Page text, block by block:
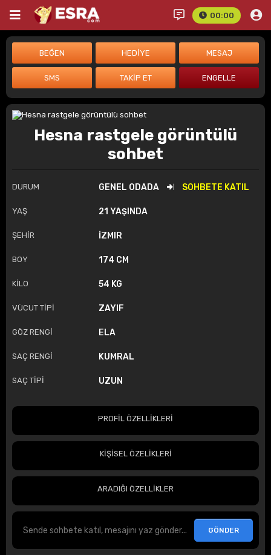
00:00
Hesna rastgele görüntülü
sohbet
DURUM GENEL ODADA SOHBETE KATIL
YAŞ 21 YAŞINDA
ŞEHİR İZMIR
BOY 174 CM
KİLO 54 KG
VÜCUT TİPİ ZAYIF
GÖZ RENGİ ELA
SAÇ RENGİ KUMRAL
SAÇ TİPİ UZUN
PROFİL ÖZELLİKLERİ
KİŞİSEL ÖZELİKLERİ
ARADIĞI ÖZELLİKLER